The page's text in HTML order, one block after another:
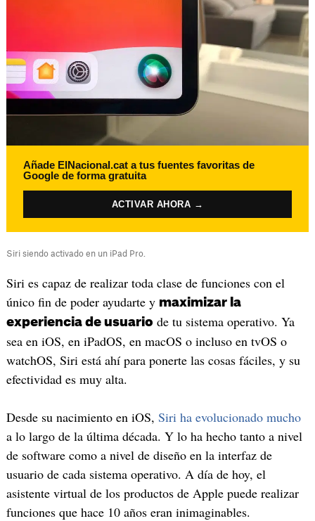
Añade ElNacional.cat a tus fuentes favoritas de
Google de forma gratuita
ACTIVAR AHORA →
Siri siendo activado en un iPad Pro.
Siri es capaz de realizar toda clase de funciones con el
único fin de poder ayudarte y maximizar la
experiencia de usuario de tu sistema operativo. Ya
sea en iOS, en iPadOS, en macOS o incluso en tvOS o
watchOS, Siri está ahí para ponerte las cosas fáciles, y su
efectividad es muy alta.
Desde su nacimiento en iOS, Siri ha evolucionado mucho
a lo largo de la última década. Y lo ha hecho tanto a nivel
de software como a nivel de diseño en la interfaz de
usuario de cada sistema operativo. A día de hoy, el
asistente virtual de los productos de Apple puede realizar
funciones que hace 10 años eran inimaginables.